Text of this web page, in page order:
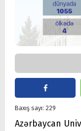
Baxış sayı: 229
Azərbaycan